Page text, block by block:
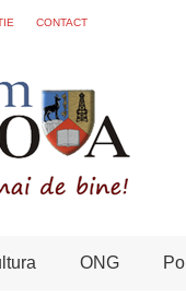
CONTACT
ONG